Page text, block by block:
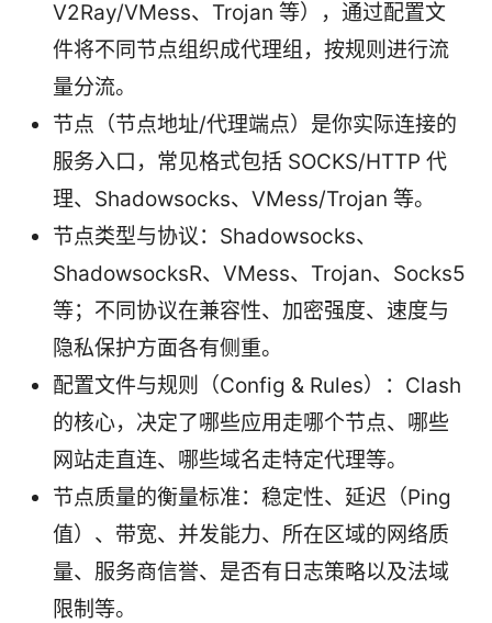
V2Ray/VMess、Trojan 等），通过配置文
件将不同节点组织成代理组，按规则进行流
量分流。
节点（节点地址/代理端点）是你实际连接的
服务入口，常见格式包括 SOCKS/HTTP 代
理、Shadowsocks、VMess/Trojan 等。
节点类型与协议：Shadowsocks、
ShadowsocksR、VMess、Trojan、Socks5
等；不同协议在兼容性、加密强度、速度与
隐私保护方面各有侧重。
配置文件与规则（Config & Rules）：Clash
的核心，决定了哪些应用走哪个节点、哪些
网站走直连、哪些域名走特定代理等。
节点质量的衡量标准：稳定性、延迟（Ping
值）、带宽、并发能力、所在区域的网络质
量、服务商信誉、是否有日志策略以及法域
限制等。